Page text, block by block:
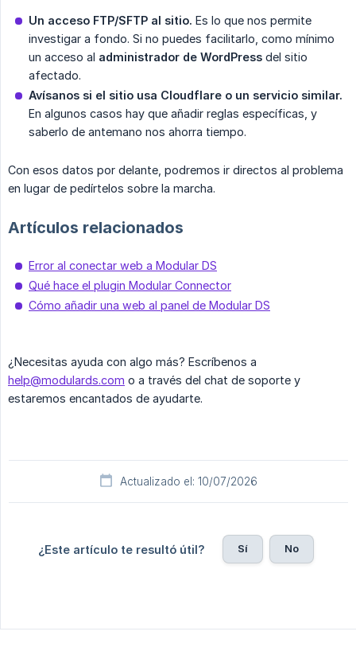
Un acceso FTP/SFTP al sitio. Es lo que nos permite
investigar a fondo. Si no puedes facilitarlo, como mínimo
un acceso al administrador de WordPress del sitio
afectado.
Avísanos si el sitio usa Cloudflare o un servicio similar.
En algunos casos hay que añadir reglas específicas, y
saberlo de antemano nos ahorra tiempo.
Con esos datos por delante, podremos ir directos al problema
en lugar de pedírtelos sobre la marcha.
Artículos relacionados
Error al conectar web a Modular DS
Qué hace el plugin Modular Connector
Cómo añadir una web al panel de Modular DS
¿Necesitas ayuda con algo más? Escríbenos a
help@modulards.com o a través del chat de soporte y
estaremos encantados de ayudarte.
Actualizado el: 10/07/2026
¿Este artículo te resultó útil? Sí No